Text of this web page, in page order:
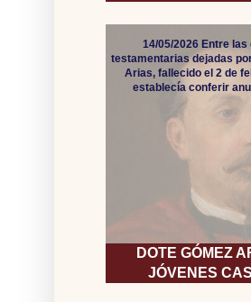
DOTE GÓMEZ
JÓVENES
14/05/2026 Entre
testamentarias dejadas
Arias, fallecido el 2 de
establecía conferir